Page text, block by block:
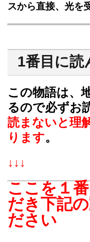
スから直接、光を
1番目に読
この物語は、
るので必ずお
読まないと理
ります。
↓↓↓
ここを１
だき下記
ださい